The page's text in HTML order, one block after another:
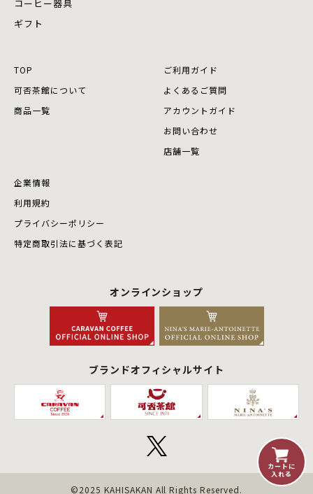
コーヒー器具
ギフト
TOP
可否茶館について
商品⼀覧
ご利用ガイド
よくあるご質問
アカウントガイド
お問い合わせ
店舗⼀覧
企業情報
利用規約
プライバシーポリシー
特定商取引法に基づく表記
オンラインショップ
ブランドオフィシャルサイト
©2025 KAHISAKAN All Rights Reserved.
カートに
入れる